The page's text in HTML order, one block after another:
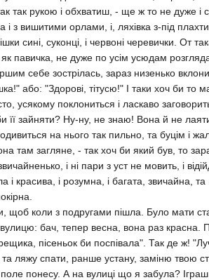
так рукою i обхватиш, - ще ж то не дуже i
i з вишитими орлами, i, ляхiвка з-пiд
синi, суконцi, i червонi черевички. От
павичка, не дуже по усiм усюдам
себе зострiлась, зараз низенько
або: "Здоровi, тiтусю!" I таки хоч би то
усякому поклониться i ласкаво
її зайняти? Ну-ну, не знаю! Вона й не
на нього так пильно, та буцiм i
там загляне, - так хоч би який був, то
i нi пари з уст не мовить, i
i красива, i розумна, i багата, звичайна,
щоб коли з подругами пiшла. Було мати
бач, тепер весна, вона раз красна.
пiсеньок би поспiвала". Так де ж!
ляжу спати, ранше устану, замiню твою
понесу. А на вулицi що я забула?